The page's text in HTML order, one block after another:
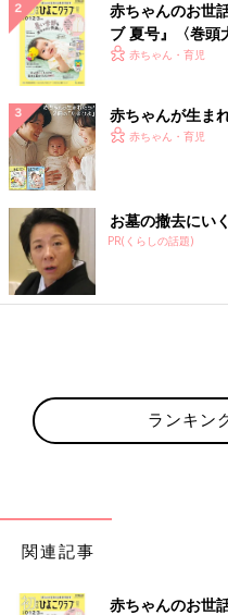
赤ちゃんのお世
ブ 夏号』〈巻頭
く！ おっぱい・
赤ちゃん・育児
赤ちゃんが生ま
赤ちゃん・育児
お墓の撤去にい
PR(くらしの話題)
ランキン
関連記事
赤ちゃんのお世